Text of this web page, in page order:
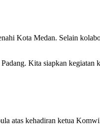
Kota Medan. Selain
Kita siapkan kegiatan
atas kehadiran ketua